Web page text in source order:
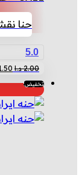
حنا
5.0
2.00 د.ا
2.00
تخفيض!